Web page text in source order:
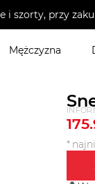
i szorty, przy
Mężczyzna
*